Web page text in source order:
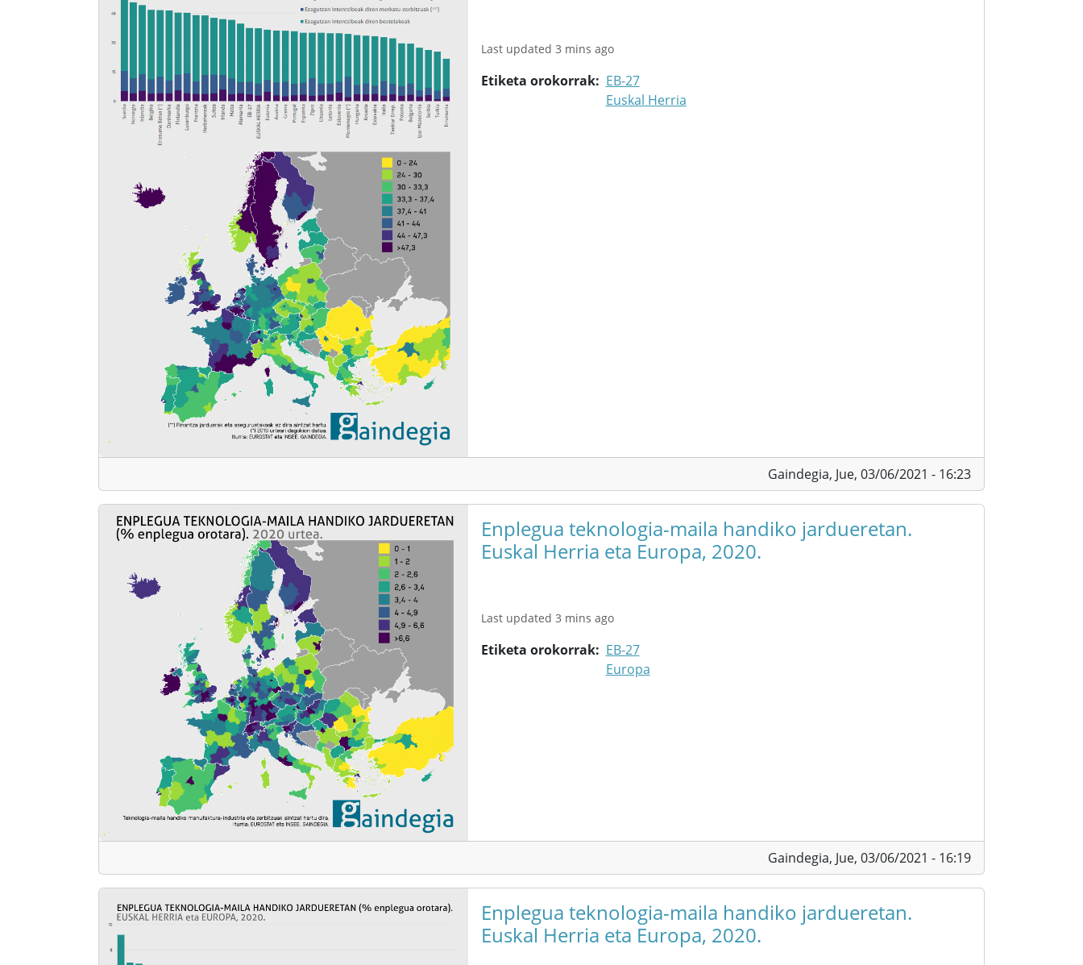
Last updated 3 mins ago
Etiketa orokorrak
EB-27
Euskal Herria
Gaindegia, Jue, 03/06/2021 - 16:23
Enplegua teknologia-maila handiko jardueretan.
Euskal Herria eta Europa, 2020.
Last updated 3 mins ago
Etiketa orokorrak
EB-27
Europa
Gaindegia, Jue, 03/06/2021 - 16:19
Enplegua teknologia-maila handiko jardueretan.
Euskal Herria eta Europa, 2020.